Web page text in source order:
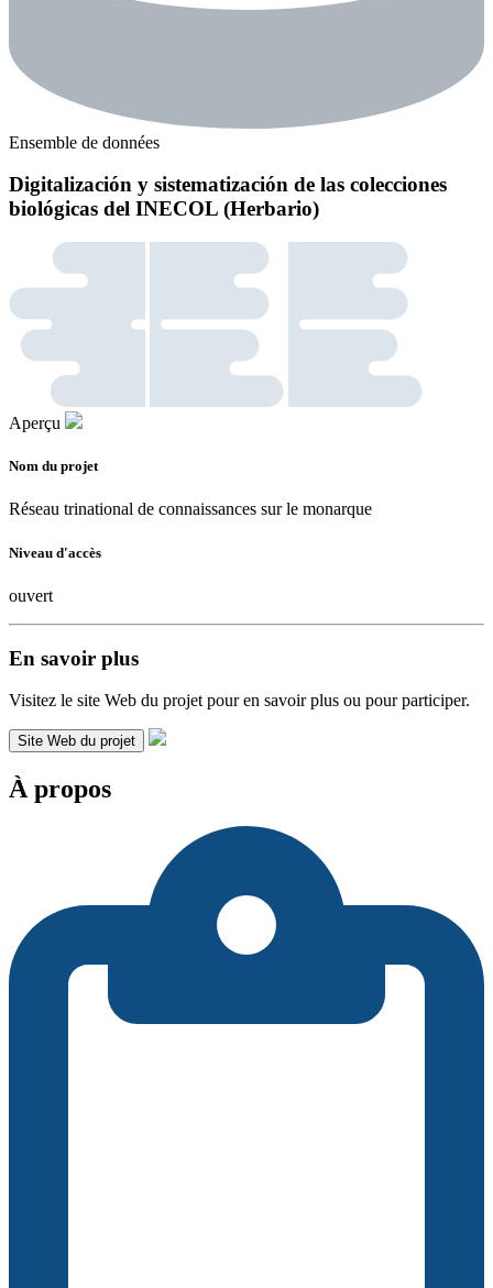
Ensemble de données
Digitalización y sistematización de las colecciones
biológicas del INECOL (Herbario)
Aperçu
Nom du projet
Réseau trinational de connaissances sur le monarque
Niveau d'accès
ouvert
En savoir plus
Visitez le site Web du projet pour en savoir plus ou pour participer.
Site Web du projet
À propos